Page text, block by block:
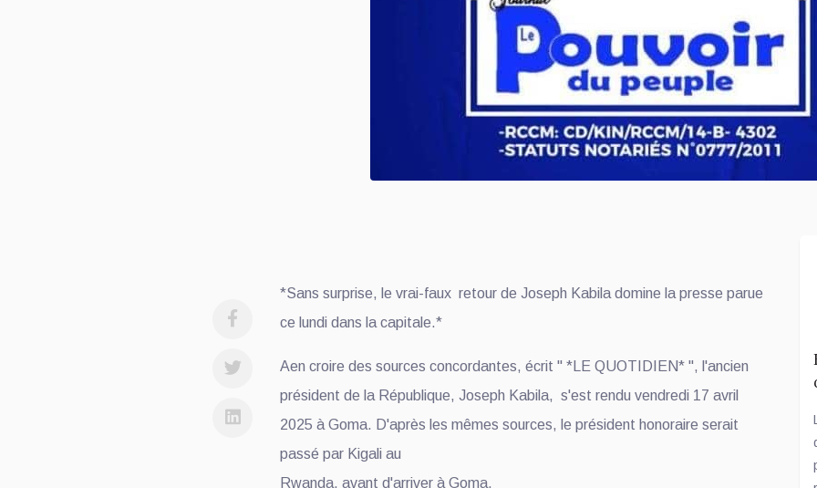
*Sans surprise, le vrai-faux retour de Joseph Kabila domine la presse parue
ce lundi dans la capitale.*
Aen croire des sources concordantes, écrit " *LE QUOTIDIEN* ", l'ancien
président de la République, Joseph Kabila, s'est rendu vendredi 17 avril
2025 à Goma. D'après les mêmes sources, le président honoraire serait
passé par Kigali au
Rwanda, avant d'arriver à Goma.